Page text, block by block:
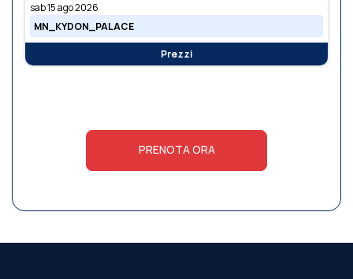
sab 15 ago 2026
MN_KYDON_PALACE
Prezzi
PRENOTA ORA